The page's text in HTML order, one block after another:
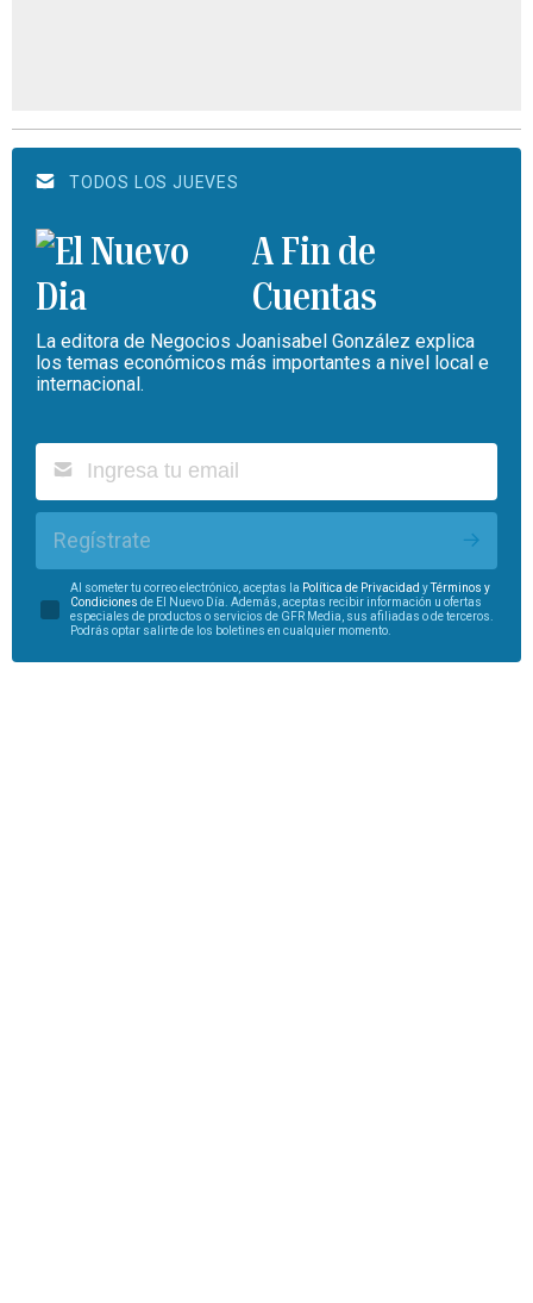
TODOS LOS JUEVES
A Fin de
Cuentas
La editora de Negocios Joanisabel González explica
los temas económicos más importantes a nivel local e
internacional.
Regístrate
Al someter tu correo electrónico, aceptas la Política de Privacidad yTérminos y
Condiciones de El Nuevo Día. Además, aceptas recibir información u ofertas
especiales de productos o servicios de GFR Media, sus afiliadas o de terceros.
Podrás optar salirte de los boletines en cualquier momento.